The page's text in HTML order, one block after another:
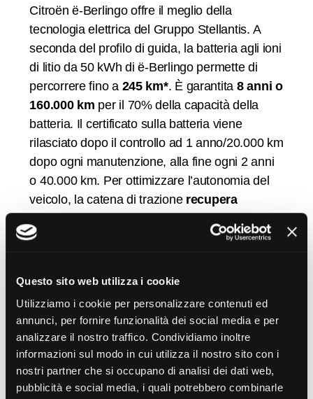
Questo sito web utilizza i cookie
Utilizziamo i cookie per personalizzare contenuti ed
annunci, per fornire funzionalità dei social media e per
analizzare il nostro traffico. Condividiamo inoltre
informazioni sul modo in cui utilizza il nostro sito con i
nostri partner che si occupano di analisi dei dati web,
pubblicità e social media, i quali potrebbero combinarle
Citroën ë-Berlingo offre il meglio della
tecnologia elettrica del Gruppo Stellantis. A
seconda del profilo di guida, la batteria agli ioni
di litio da 50 kWh di ë-Berlingo permette di
percorrere fino a 245 km*. È garantita 8 anni o
160.000 km per il 70% della capacità della
batteria. Il certificato sulla batteria viene
rilasciato dopo il controllo ad 1 anno/20.000 km
dopo ogni manutenzione, alla fine ogni 2 anni
o 40.000 km. Per ottimizzare l’autonomia del
veicolo, la catena di trazione recupera
decelerazione
. Attivando il pulsante B sulla
Ricarica ë Berlingo
Elettrico